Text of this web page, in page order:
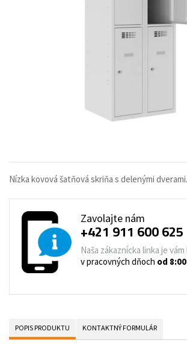
Nízka kovová šatňová skriňa s delenými dverami.
Zavolajte nám
+421 911 600 625
Naša zákaznícka linka je
v pracovných dňoch od
POPIS PRODUKTU KONTAKTNÝ FORMULÁR